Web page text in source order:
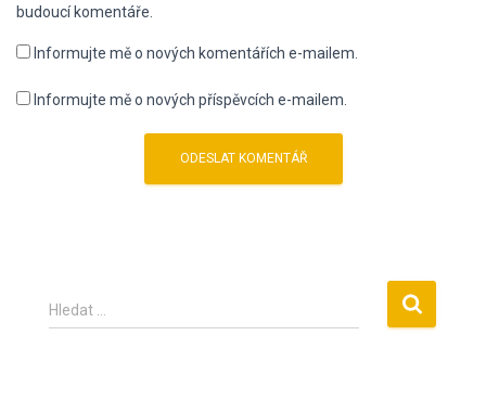
budoucí komentáře.
Informujte mě o nových komentářích e-mailem.
Informujte mě o nových příspěvcích e-mailem.
V
y
Hledat …